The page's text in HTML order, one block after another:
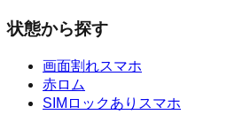
状態から探す
画面割れスマホ
赤ロム
SIMロックありスマホ